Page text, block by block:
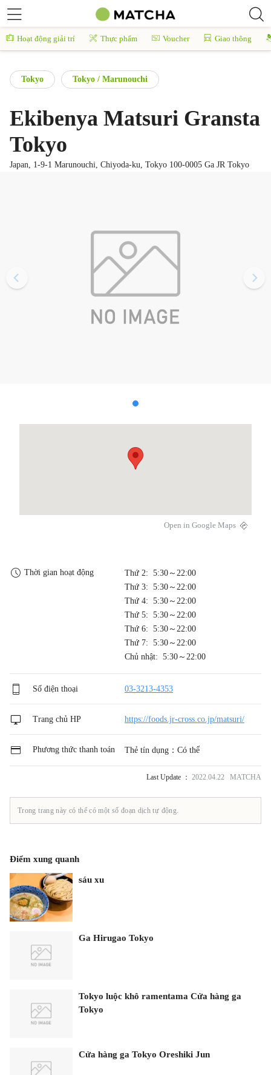
Hoạt động giải trí Thực phẩm Voucher Giao thông
Tokyo Tokyo / Marunouchi
Ekibenya Matsuri Gransta
Tokyo
Japan, 1-9-1 Marunouchi, Chiyoda-ku, Tokyo 100-0005 Ga JR Tokyo
Open in Google Maps
Thời gian hoạt động
Thứ 2: 5:30～22:00
Thứ 3: 5:30～22:00
Thứ 4: 5:30～22:00
Thứ 5: 5:30～22:00
Thứ 6: 5:30～22:00
Thứ 7: 5:30～22:00
Chủ nhật: 5:30～22:00
Số điện thoại 03-3213-4353
Trang chủ HP https://foods.jr-cross.co.jp/matsuri/
Phương thức thanh toán Thẻ tín dụng：Có thể
Last Update ： 2022.04.22 MATCHA
Trong trang này có thể có một số đoạn dịch tự động.
Điểm xung quanh
sáu xu
Ga Hirugao Tokyo
Tokyo luộc khô ramentama Cửa hàng ga
Tokyo
Cửa hàng ga Tokyo Oreshiki Jun